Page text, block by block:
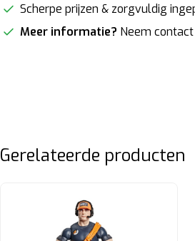
Scherpe prijzen & zorgvuldig
Meer informatie? Neem
Gerelateerde producten